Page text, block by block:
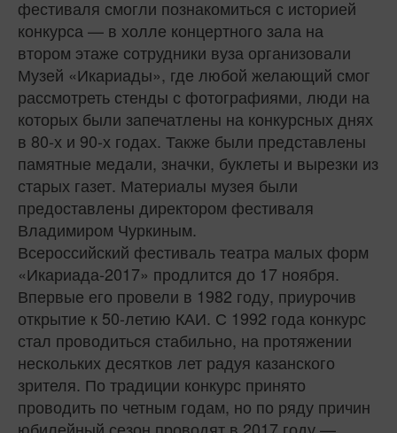
фестиваля смогли познакомиться с историей
конкурса — в холле концертного зала на
втором этаже сотрудники вуза организовали
Музей «Икариады», где любой желающий смог
рассмотреть стенды с фотографиями, люди на
которых были запечатлены на конкурсных днях
в 80-х и 90-х годах. Также были представлены
памятные медали, значки, буклеты и вырезки из
старых газет. Материалы музея были
предоставлены директором фестиваля
Владимиром Чуркиным.
Всероссийский фестиваль театра малых форм
«Икариада-2017» продлится до 17 ноября.
Впервые его провели в 1982 году, приурочив
открытие к 50-летию КАИ. С 1992 года конкурс
стал проводиться стабильно, на протяжении
нескольких десятков лет радуя казанского
зрителя. По традиции конкурс принято
проводить по четным годам, но по ряду причин